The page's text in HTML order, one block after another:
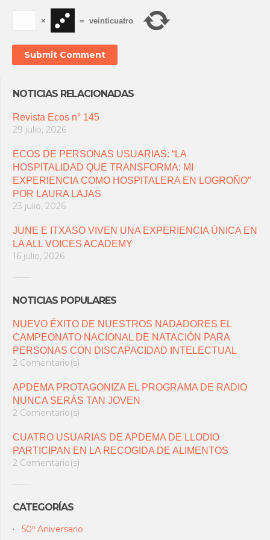
× = veinticuatro
NOTICIAS RELACIONADAS
Revista Ecos n° 145
29 julio, 2026
ECOS DE PERSONAS USUARIAS: “LA
HOSPITALIDAD QUE TRANSFORMA: MI
EXPERIENCIA COMO HOSPITALERA EN LOGROÑO”
POR LAURA LAJAS
23 julio, 2026
JUNE E ITXASO VIVEN UNA EXPERIENCIA ÚNICA EN
LA ALL VOICES ACADEMY
16 julio, 2026
NOTICIAS POPULARES
NUEVO ÉXITO DE NUESTROS NADADORES EL
CAMPEONATO NACIONAL DE NATACIÓN PARA
PERSONAS CON DISCAPACIDAD INTELECTUAL
2 Comentario(s)
APDEMA PROTAGONIZA EL PROGRAMA DE RADIO
NUNCA SERÁS TAN JOVEN
2 Comentario(s)
CUATRO USUARIAS DE APDEMA DE LLODIO
PARTICIPAN EN LA RECOGIDA DE ALIMENTOS
2 Comentario(s)
CATEGORÍAS
50º Aniversario